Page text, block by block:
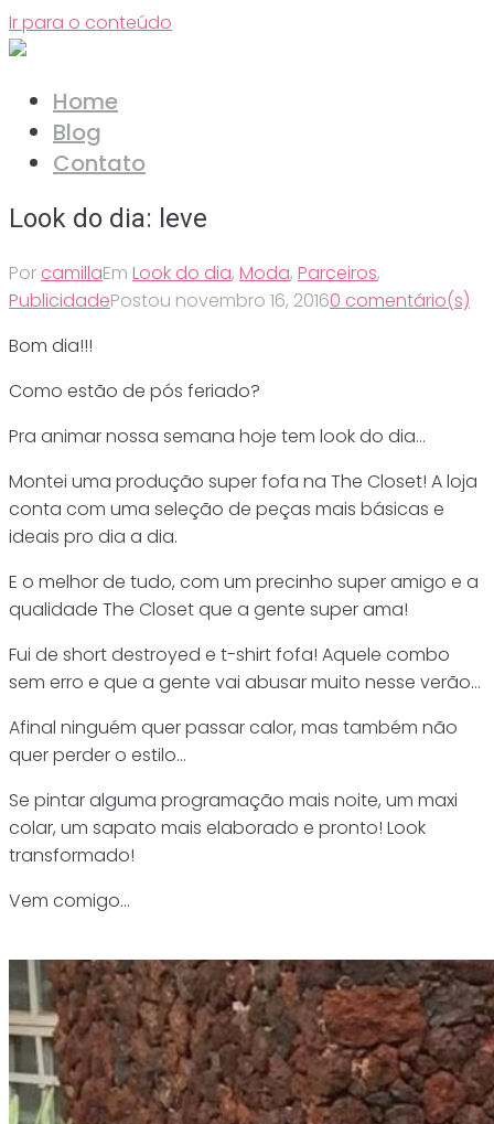
Ir para o conteúdo
Home
Blog
Contato
Look do dia: leve
Por camillaEm Look do dia, Moda, Parceiros,
PublicidadePostou novembro 16, 20160 comentário(s)
Bom dia!!!
Como estão de pós feriado?
Pra animar nossa semana hoje tem look do dia…
Montei uma produção super fofa na The Closet! A loja
conta com uma seleção de peças mais básicas e
ideais pro dia a dia.
E o melhor de tudo, com um precinho super amigo e a
qualidade The Closet que a gente super ama!
Fui de short destroyed e t-shirt fofa! Aquele combo
sem erro e que a gente vai abusar muito nesse verão…
Afinal ninguém quer passar calor, mas também não
quer perder o estilo…
Se pintar alguma programação mais noite, um maxi
colar, um sapato mais elaborado e pronto! Look
transformado!
Vem comigo…